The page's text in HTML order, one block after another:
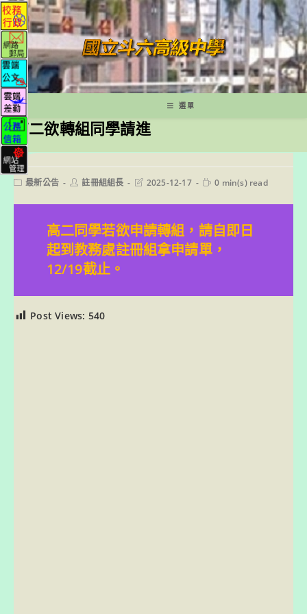
跳
轉
至
主
要
內
容
選單
高二欲轉組同學請進
Post最新公告
Post註冊組組長
Post
modified:
2025-12-17
Reading
0 min(s) read
高二同學若欲申請轉組，請自即日
起到教務處註冊組拿申請單，
12/19截止。
Post Views: 540